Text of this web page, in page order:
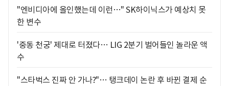
"엔비디아에 올인했는데 이런…" SK하이닉스가 예상치 못
한 변수
'중동 천궁' 제대로 터졌다… LIG 2분기 벌어들인 놀라운 액
수
"스타벅스 진짜 안 가나?"… 탱크데이 논란 후 바뀐 결제 순